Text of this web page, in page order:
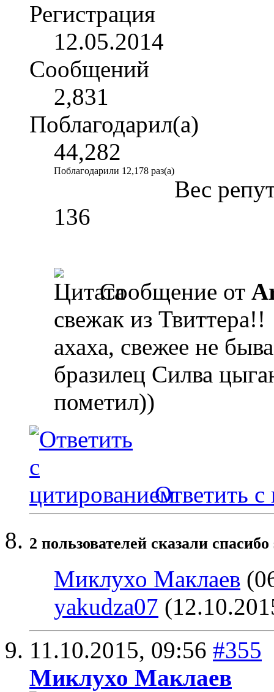
Регистрация
12.05.2014
Сообщений
2,831
Поблагодарил(а)
44,282
Поблагодарили 12,178 раз(а)
Вес
136
Сообщение от
свежак из Твиттера!!
ахаха, свежее не
бразилец Силва
пометил))
Ответить с
2 пользователей сказали
Миклухо Маклаев
yakudza07
11.10.2015, 09:56 #355
Миклухо Маклаев